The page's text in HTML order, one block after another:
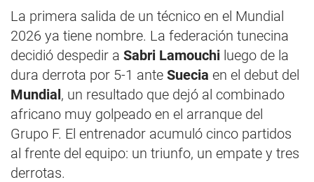
La primera salida de un técnico en el Mundial
2026 ya tiene nombre. La federación tunecina
decidió despedir a Sabri Lamouchi luego de la
dura derrota por 5-1 ante Suecia en el debut del
Mundial , un resultado que dejó al combinado
africano muy golpeado en el arranque del
Grupo F. El entrenador acumuló cinco partidos
al frente del equipo: un triunfo, un empate y tres
derrotas.